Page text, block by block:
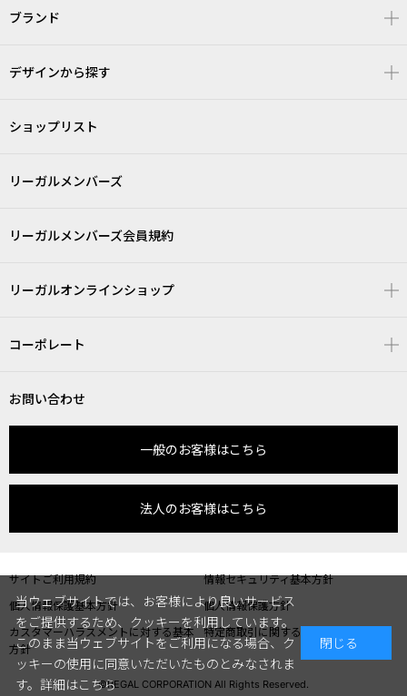
ブランド
デザインから探す
ショップリスト
リーガルメンバーズ
リーガルメンバーズ会員規約
リーガルオンラインショップ
コーポレート
お問い合わせ
一般のお客様はこちら
法人のお客様はこちら
サイトご利用規約
情報セキュリティ基本方針
個人情報保護基本方針
個人情報保護方針
カスタマーハラスメントに対する基本
方針
特定商取引に関する表記
©REGAL CORPORATION All Rights Reserved.
当ウェブサイトでは、お客様により良いサービス
をご提供するため、クッキーを利用しています。
このまま当ウェブサイトをご利用になる場合、ク
ッキーの使用に同意いただいたものとみなされま
す。 詳細はこちら
閉じる